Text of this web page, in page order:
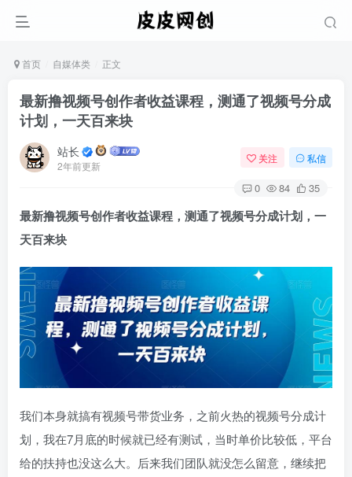
首页 自媒体类 正文
最新撸视频号‮作创‬者‮益收‬课程，测通了视频号分成
计划，一天百来块
站长
2年前更新
关注 私信
0 84 35
最新撸
课程，测通了视频号分成计划，一
天百来块
我们本身就搞有视频号带货业务，之前火热的视频号分成计
划，我在7月底的时候就已经有测试，当时单价比较低，平台
给的扶持也没这么大。后来我们团队就没怎么留意，继续把